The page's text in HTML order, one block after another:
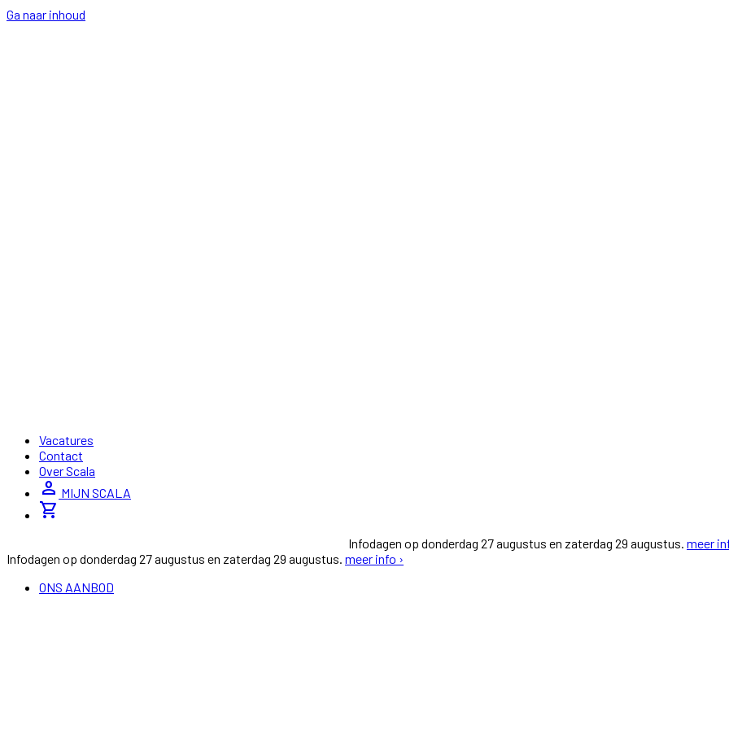
Ga naar inhoud
Vacatures
Contact
Over Scala
person MIJN SCALA
shopping_cart
Infodagen op donderdag 27 augustus en zaterdag 29 augustus. meer
Infodagen op donderdag 27 augustus en zaterdag 29 augustus. meer info ›
ONS AANBOD